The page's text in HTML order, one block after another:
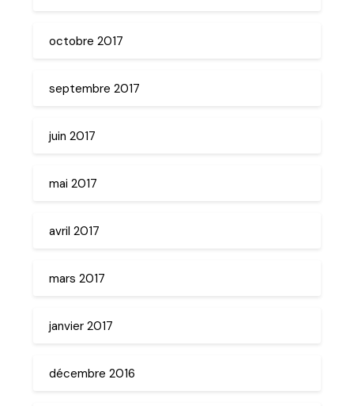
octobre 2017
septembre 2017
juin 2017
mai 2017
avril 2017
mars 2017
janvier 2017
décembre 2016